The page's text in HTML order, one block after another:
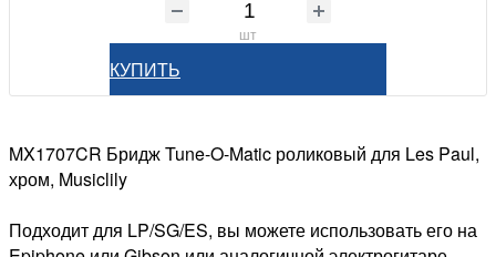
шт
КУПИТЬ
MX1707CR Бридж Tune-O-Matic роликовый для Les Paul,
хром, Musiclily
Подходит для LP/SG/ES, вы можете использовать его на